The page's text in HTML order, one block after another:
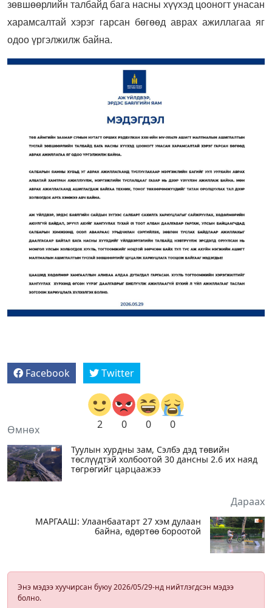
зөвшөөрлийн талбайд бага насны хүүхэд цооногт унасан
харамсалтай хэрэг гарсан бөгөөд аврах ажиллагаа яг
одоо үргэлжилж байна.
Facebook Twitter
2 0 0 0
Өмнөх
Туулын хурдны зам, Сэлбэ дэд төвийн
төслүүдтэй холбоотой 30 дансны 2.6 их наяд
төгрөгийг царцаажээ
Дараах
МАРГААШ: Улаанбаатарт 27 хэм дулаан
байна, өдөртөө бороотой
Энэ мэдээ хуучирсан буюу 2026/05/29-нд нийтлэгдсэн мэдээ
болно.